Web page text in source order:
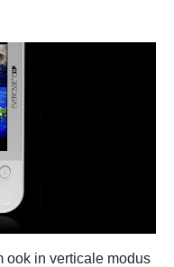
ook in verticale modus